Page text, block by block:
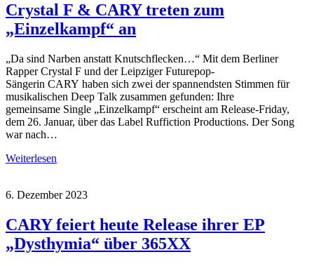
Crystal F & CARY treten zum
„Einzelkampf“ an
„Da sind Narben anstatt Knutschflecken…“ Mit dem Berliner
Rapper Crystal F und der Leipziger Futurepop-
Sängerin CARY haben sich zwei der spannendsten Stimmen für
musikalischen Deep Talk zusammen gefunden: Ihre
gemeinsame Single „Einzelkampf“ erscheint am Release-Friday,
dem 26. Januar, über das Label Ruffiction Productions. Der Song
war nach…
Weiterlesen
6. Dezember 2023
CARY feiert heute Release ihrer EP
„Dysthymia“ über 365XX